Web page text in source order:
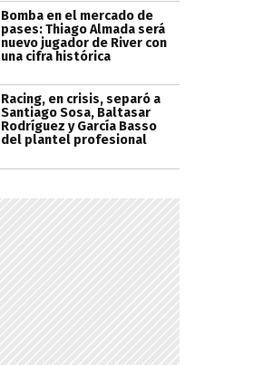
Bomba en el mercado de
pases: Thiago Almada será
nuevo jugador de River con
una cifra histórica
Racing, en crisis, separó a
Santiago Sosa, Baltasar
Rodríguez y García Basso
del plantel profesional